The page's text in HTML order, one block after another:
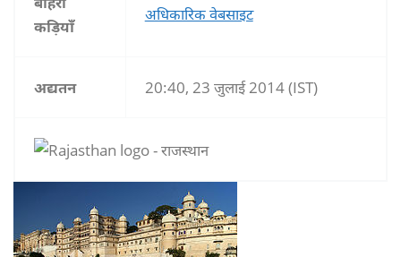
कड़ियाँ
अधिकारिक वेबसाइट
अद्यतन‎ 20:40, 23 जुलाई 2014 (IST)